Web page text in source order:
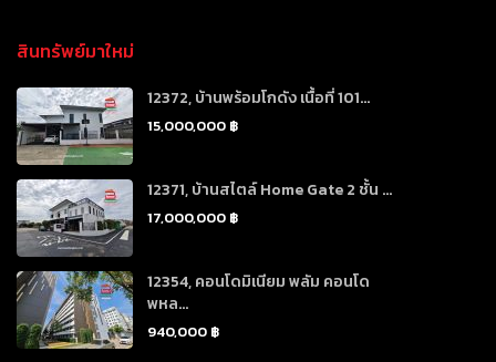
สินทรัพย์มาใหม่
12372, บ้านพร้อมโกดัง เนื้อที่ 101...
15,000,000 ฿
12371, บ้านสไตล์ Home Gate 2 ชั้น ...
17,000,000 ฿
12354, คอนโดมิเนียม พลัม คอนโด
พหล...
940,000 ฿